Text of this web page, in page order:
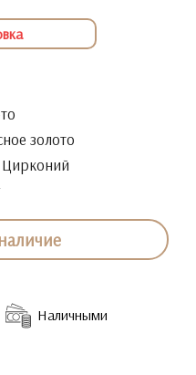
золото
Наличными